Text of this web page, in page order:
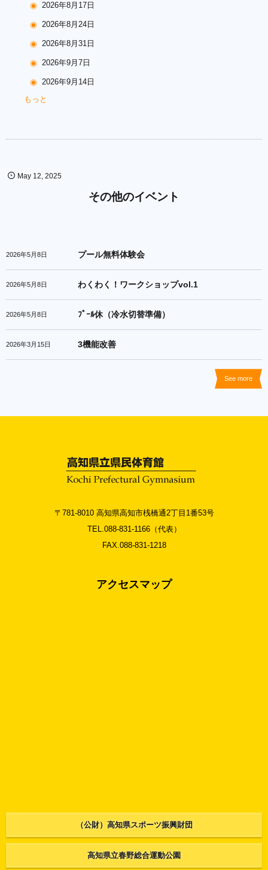
2026年8月17日
2026年8月24日
2026年8月31日
2026年9月7日
2026年9月14日
もっと
May 12 ,2025
その他のイベント
2026年5月8日 プール無料体験会
2026年5月8日 わくわく！ワークショップvol.1
2026年5月8日 ﾌﾟｰﾙ休（冷水切替準備）
2026年3月15日 3機能改善
See more
〒781-8010 高知県高知市桟橋通2丁目1番53号
TEL.088-831-1166（代表）
FAX.088-831-1218
アクセスマップ
（公財）高知県スポーツ振興財団
高知県立春野総合運動公園